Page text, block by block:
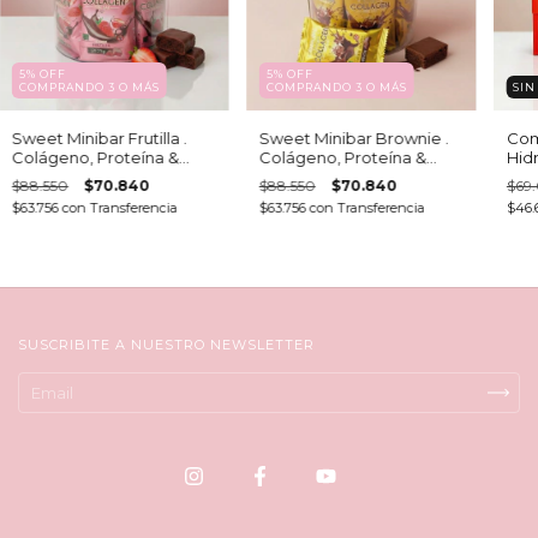
5% OFF
COMPRANDO 3 O MÁS
Sweet Minibar Frutilla .
Colágeno, Proteína &
Fibra X 16 UNIDADES
$88.550 $70.840
$63.756con Transferencia
5% OFF
COMPRANDO 3 O MÁS
Sweet Minibar Brownie .
Colágeno, Proteína &
Fibra X 16 UNIDADES
$88.550 $70.840
$63.756con Transferencia
SIN
SUSCRIBITE A NUESTRO NEWSLETTER